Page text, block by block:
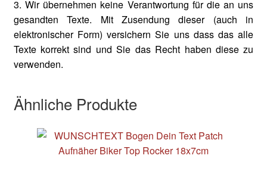
3. Wir übernehmen keine Verantwortung für die an uns
gesandten Texte. Mit Zusendung dieser (auch in
elektronischer Form) versichern Sie uns dass das alle
Texte korrekt sind und Sie das Recht haben diese zu
verwenden.
Ähnliche Produkte